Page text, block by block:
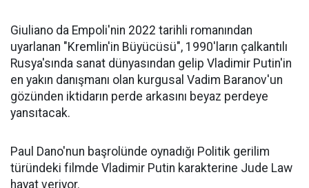
Giuliano da Empoli'nin 2022 tarihli romanından
uyarlanan "Kremlin'in Büyücüsü", 1990'ların çalkantılı
Rusya'sında sanat dünyasından gelip Vladimir Putin'in
en yakın danışmanı olan kurgusal Vadim Baranov'un
gözünden iktidarın perde arkasını beyaz perdeye
yansıtacak.
Paul Dano'nun başrolünde oynadığı Politik gerilim
türündeki filmde Vladimir Putin karakterine Jude Law
hayat veriyor.